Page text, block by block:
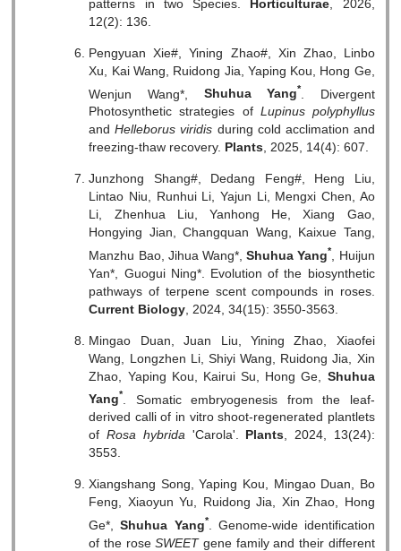
patterns in two Species. Horticulturae , 2026,
12(2): 136.
Pengyuan Xie#, Yining Zhao#, Xin Zhao, Linbo
Xu, Kai Wang, Ruidong Jia, Yaping Kou, Hong Ge,
Wenjun Wang*, Shuhua Yang*
. Divergent
Photosynthetic strategies of Lupinus polyphyllus
andHelleborus viridis during cold acclimation and
freezing-thaw recovery. Plants, 2025, 14(4): 607.
Junzhong Shang#, Dedang Feng#, Heng Liu,
Lintao Niu, Runhui Li, Yajun Li, Mengxi Chen, Ao
Li, Zhenhua Liu, Yanhong He, Xiang Gao,
Hongying Jian, Changquan Wang, Kaixue Tang,
Manzhu Bao, Jihua Wang*,Shuhua Yang*
, Huijun
Yan*, Guogui Ning*. Evolution of the biosynthetic
pathways of terpene scent compounds in roses.
Current Biology , 2024, 34(15): 3550-3563.
Mingao Duan, Juan Liu, Yining Zhao, Xiaofei
Wang, Longzhen Li, Shiyi Wang, Ruidong Jia, Xin
Zhao, Yaping Kou, Kairui Su, Hong Ge, Shuhua
Yang*
. Somatic embryogenesis from the leaf-
derived calli of in vitro shoot-regenerated plantlets
ofRosa hybrida'Carola'. Plants, 2024, 13(24):
3553.
Xiangshang Song, Yaping Kou, Mingao Duan, Bo
Feng, Xiaoyun Yu, Ruidong Jia, Xin Zhao, Hong
Ge*,Shuhua Yang*
. Genome-wide identification
of the roseSWEETgene family and their different